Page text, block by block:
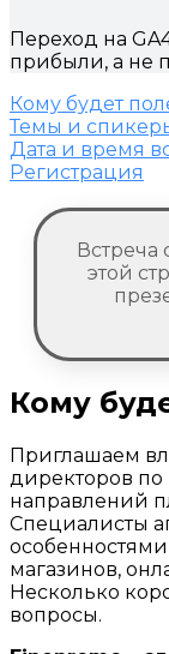
Переход на
прибыли, а не
Кому будет
Темы и
Дата и время
Регистрация
Встреча
этой
Кому
Приглашаем
директоров по
направлений
Специалисты
магазинов,
Несколько
вопросы.